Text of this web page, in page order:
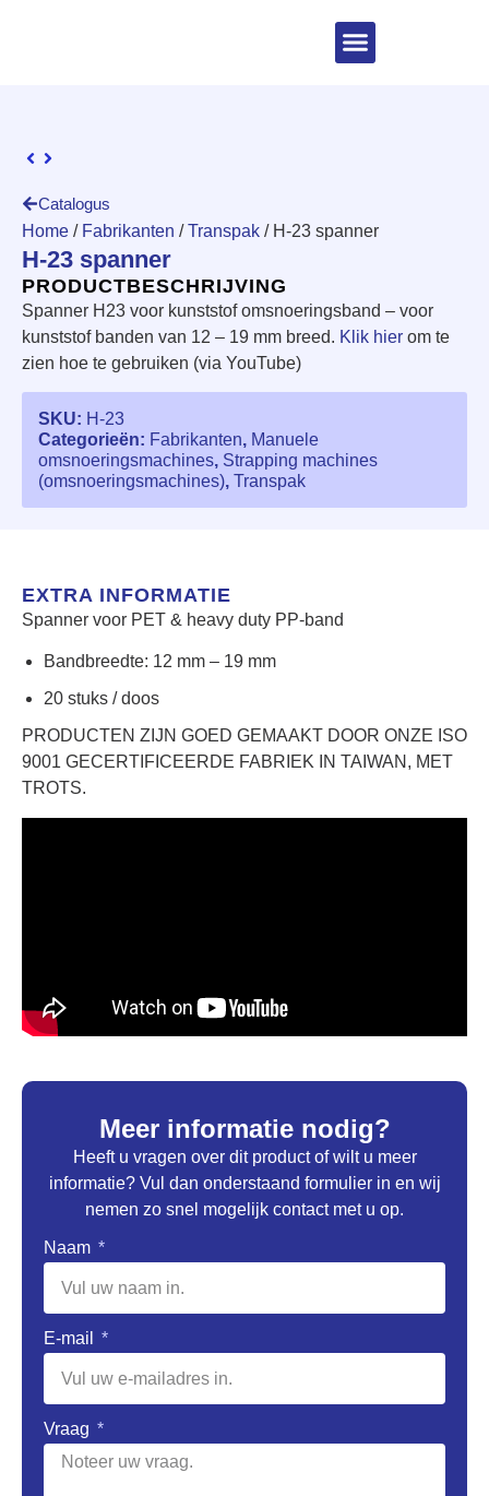
Catalogus
Home / Fabrikanten /Transpak / H-23 spanner
H-23 spanner
PRODUCTBESCHRIJVING
Spanner H23 voor kunststof omsnoeringsband – voor
kunststof banden van 12 – 19 mm breed. Klik hier om te
zien hoe te gebruiken (via YouTube)
SKU: H-23
Categorieën: Fabrikanten, Manuele
omsnoeringsmachines, Strapping machines
(omsnoeringsmachines), Transpak
Meer informatie nodig?
Heeft u vragen over dit product of wilt u meer
informatie? Vul dan onderstaand formulier in en wij
nemen zo snel mogelijk contact met u op.
Naam
E-mail
Vraag
EXTRA INFORMATIE
Spanner voor PET & heavy duty PP-band
Bandbreedte: 12 mm – 19 mm
20 stuks / doos
PRODUCTEN ZIJN GOED GEMAAKT DOOR ONZE ISO
9001 GECERTIFICEERDE FABRIEK IN TAIWAN, MET
TROTS.